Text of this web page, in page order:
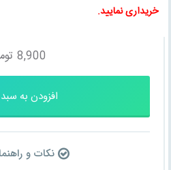
خریداری نمایید.
8,900
افزودن به
نکات و